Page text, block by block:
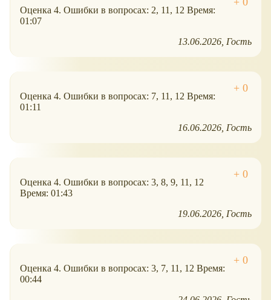
Оценка 4. Ошибки в вопросах: 2, 11, 12 Время:
01:07
13.06.2026 Гость
Оценка 4. Ошибки в вопросах: 7, 11, 12 Время:
01:11
16.06.2026 Гость
Оценка 4. Ошибки в вопросах: 3, 8, 9, 11, 12
Время: 01:43
19.06.2026 Гость
Оценка 4. Ошибки в вопросах: 3, 7, 11, 12 Время:
00:44